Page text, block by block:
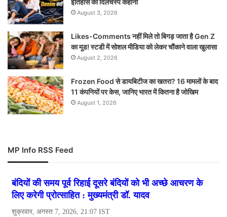
इतिहास की दिलचस्प कहानी
August 3, 2026
Likes-Comments नहीं मिले तो बिगड़ जाता है Gen Z
का मूड! स्टडी में सोशल मीडिया को लेकर चौंकाने वाला खुलासा
August 2, 2026
Frozen Food से डायबिटीज का खतरा? 16 मामलों के बाद
11 कंपनियों पर केस, जानिए भारत में कितना है जोखिम
August 1, 2026
MP Info RSS Feed